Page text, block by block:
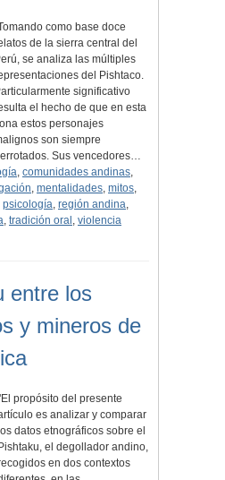
como base doce
de la sierra central del
se analiza las múltiples
del Pishtaco.
significativo
el hecho de que en esta
estos personajes
son siempre
Sus vencedores…
, comunidades andinas,
, mentalidades, mitos,
psicología, región andina,
, tradición oral , violencia
entre los
y mineros de
propósito del presente
es analizar y comparar
los datos etnográficos sobre el
Pishtaku, el degollador andino,
en dos contextos